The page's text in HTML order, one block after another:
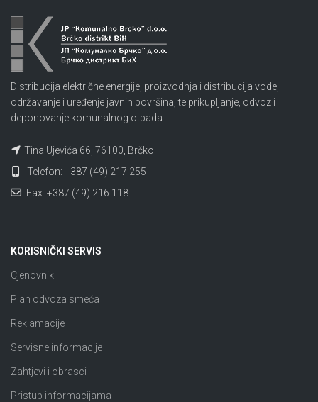
Distribucija električne energije, proizvodnja i distribucija vode,
održavanje i uređenje javnih površina, te prikupljanje, odvoz i
deponovanje komunalnog otpada.
Tina Ujevića 66, 76100, Brčko
Telefon: +387 (49) 217 255
Fax: +387 (49) 216 118
KORISNIČKI SERVIS
Cjenovnik
Plan odvoza smeća
Reklamacije
Servisne informacije
Zahtjevi i obrasci
Pristup informacijama